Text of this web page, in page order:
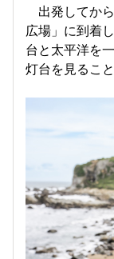
出発してか
広場」に到着
台と太平洋を
灯台を見るこ